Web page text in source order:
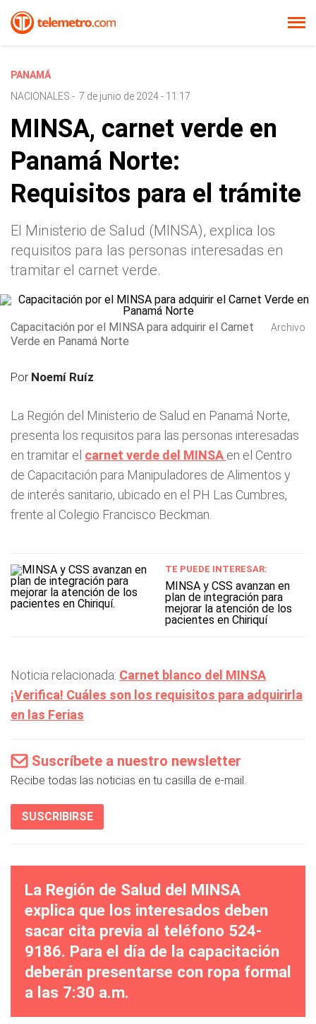
PANAMÁ
NACIONALES - 7 de junio de 2024 - 11:17
MINSA, carnet verde en
Panamá Norte:
Requisitos para el trámite
El Ministerio de Salud (MINSA), explica los
requisitos para las personas interesadas en
tramitar el carnet verde.
Capacitación por el MINSA para adquirir el Carnet
Verde en Panamá Norte
Archivo
Por Noemí Ruíz
La Región del Ministerio de Salud en Panamá Norte,
presenta los requisitos para las personas interesadas
en tramitar el carnet verde del MINSA en el Centro
de Capacitación para Manipuladores de Alimentos y
de interés sanitario, ubicado en el PH Las Cumbres,
frente al Colegio Francisco Beckman.
TE PUEDE INTERESAR:
MINSA y CSS avanzan en
plan de integración para
mejorar la atención de los
pacientes en Chiriquí
Noticia relacionada: Carnet blanco del MINSA
¡Verifica! Cuáles son los requisitos para adquirirla
en las Ferias
Suscríbete a nuestro newsletter
Recibe todas las noticias en tu casilla de e-mail.
SUSCRIBIRSE
La Región de Salud del MINSA
explica que los interesados deben
sacar cita previa al teléfono 524-
9186. Para el día de la capacitación
deberán presentarse con ropa formal
a las 7:30 a.m.